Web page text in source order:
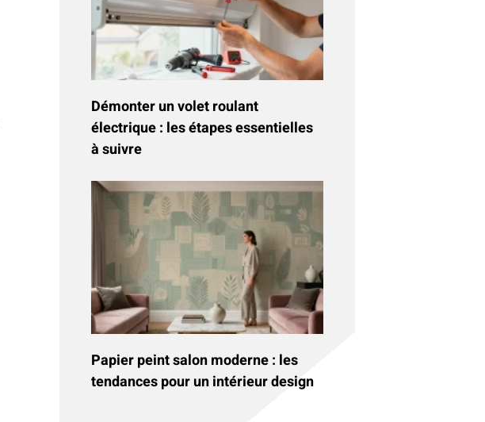
Démonter un volet roulant
électrique : les étapes essentielles
à suivre
Papier peint salon moderne : les
tendances pour un intérieur design